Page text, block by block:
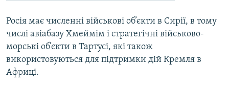
Росія має численні військові об’єкти в Сирії, в тому
числі авіабазу Хмеймім і стратегічні військово-
морські об’єкти в Тартусі, які також
використовуються для підтримки дій Кремля в
Африці.